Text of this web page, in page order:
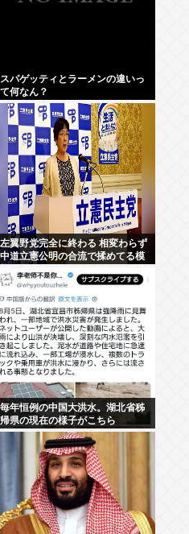
スパゲッティとラーメンの違いっ
て何なん？
左翼野党完全に終わる 相変わらず
中道立憲公明の合流で揉めてる模
毎年恒例の中国大洪水。湖北省秭
帰県の現在の様子がこちら